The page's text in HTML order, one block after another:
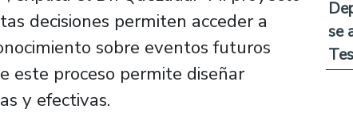
decisiones permiten acceder a
sobre eventos futuros
este proceso permite diseñar
y efectivas.
se